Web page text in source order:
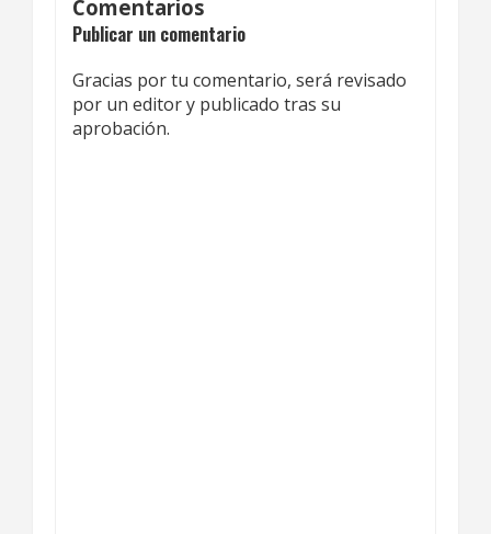
Comentarios
Publicar un comentario
Gracias por tu comentario, será revisado
por un editor y publicado tras su
aprobación.